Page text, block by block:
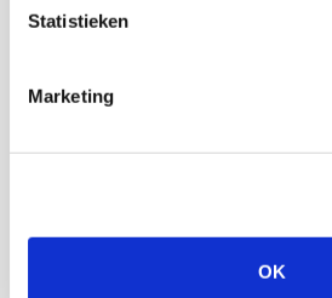
Statistieken
Marketing
OK
Bekijk meer
23
11